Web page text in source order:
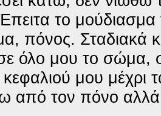
το μούδιασμα
πόνος. Σταδιακά
όλο μου το σώμα,
μου μέχρι
τον πόνο αλλά